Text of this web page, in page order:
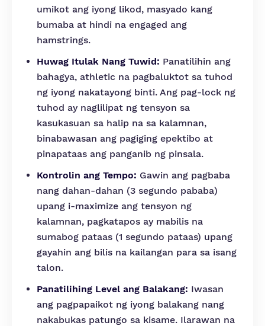
umikot ang iyong likod, masyado kang
bumaba at hindi na engaged ang
hamstrings.
Huwag Itulak Nang Tuwid: Panatilihin ang
bahagya, athletic na pagbaluktot sa tuhod
ng iyong nakatayong binti. Ang pag-lock ng
tuhod ay naglilipat ng tensyon sa
kasukasuan sa halip na sa kalamnan,
binabawasan ang pagiging epektibo at
pinapataas ang panganib ng pinsala.
Kontrolin ang Tempo: Gawin ang pagbaba
nang dahan-dahan (3 segundo pababa)
upang i-maximize ang tensyon ng
kalamnan, pagkatapos ay mabilis na
sumabog pataas (1 segundo pataas) upang
gayahin ang bilis na kailangan para sa isang
talon.
Panatilihing Level ang Balakang: Iwasan
ang pagpapaikot ng iyong balakang nang
nakabukas patungo sa kisame. Ilarawan na